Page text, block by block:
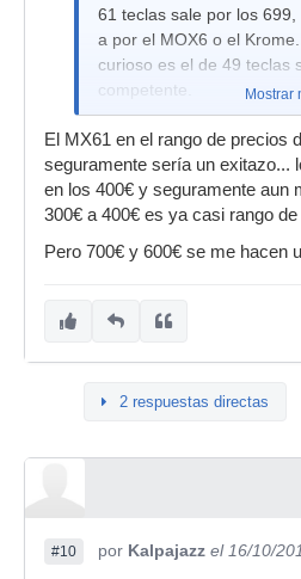
61 teclas sale por los
a por el MOX6 o el
curioso es el de 49 teclas
competente.
Mostrar
El MX61 en el rango de precios
seguramente sería un exitazo...
en los 400€ y seguramente aun
300€ a 400€ es ya casi rango
Pero 700€ y 600€ se me hacen
2 respuestas directas
#10 por Kalpajazz el 16/10/